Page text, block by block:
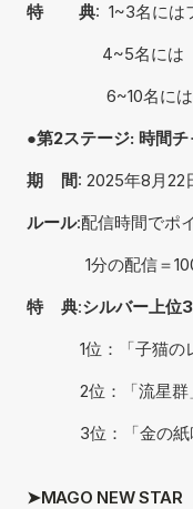
特        典:  1~3名
●第2ステージ: 時間
期    間: 2025年8月22
ルール:配信時間でポ
1分の配信＝100
特    典:シルバー上位
1位：「子
2位：「流星群
3位：「金
➤MAGO NEW STAR